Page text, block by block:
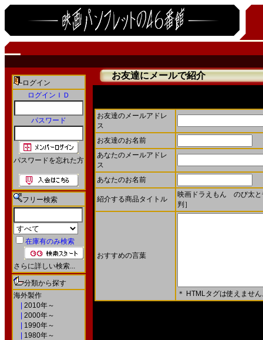
ログイン
ログインＩＤ
パスワード
パスワードを忘れた方
フリー検索
在庫有のみ検索
さらに詳しい検索...
分類から探す
海外製作
2010年～
2000年～
1990年～
1980年～
お友達にメールで紹介
お友達のメールアドレ
ス
お友達のお名前
あなたのメールアドレ
ス
あなたのお名前
紹介する商品タイトル
映画ドラえもん のび太と
判］
おすすめの言葉
＊ HTMLタグは使えませ